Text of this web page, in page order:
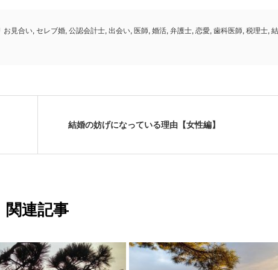
お見合い, セレブ婚, 公認会計士, 出会い, 医師, 婚活, 弁護士, 恋愛, 歯科医師, 税理士, 結
結婚の妨げになっている理由【女性編】
関連記事